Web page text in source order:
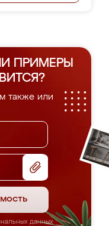
ПРИМЕРЫ
также или
данных